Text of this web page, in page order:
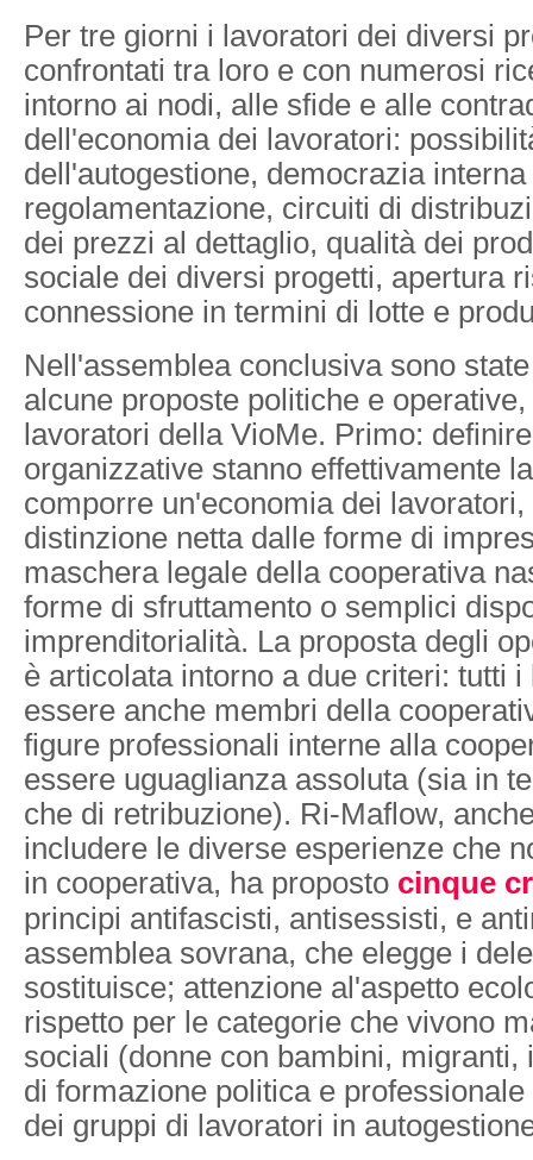
Per tre giorni i lavoratori dei diversi
confrontati tra loro e con numerosi
intorno ai nodi, alle sfide e alle
dell'economia dei lavoratori:
dell'autogestione, democrazia
regolamentazione, circuiti di
dei prezzi al dettaglio, qualità dei
sociale dei diversi progetti, apertura
connessione in termini di lotte e
Nell'assemblea conclusiva sono
alcune proposte politiche e
lavoratori della VioMe. Primo:
organizzative stanno effettivamente
comporre un'economia dei
distinzione netta dalle forme di
maschera legale della cooperativa
forme di sfruttamento o semplici
imprenditorialità. La proposta degli
è articolata intorno a due criteri: tutti
essere anche membri della
figure professionali interne alla
essere uguaglianza assoluta (sia in
che di retribuzione). Ri-Maflow,
includere le diverse esperienze che
in cooperativa, ha proposto cinque
principi antifascisti, antisessisti, e
assemblea sovrana, che elegge i
sostituisce; attenzione al'aspetto
rispetto per le categorie che vivono
sociali (donne con bambini, migranti,
di formazione politica e
dei gruppi di lavoratori in